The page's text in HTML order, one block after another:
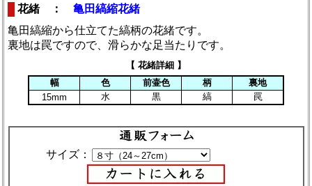
花緒 ：亀田縞縮花緒
亀田縞縮から仕立てた縞柄の花緒です。
裏地は罠ですので、滑らかな足当たりです。
【 花緒詳細 】
幅
色 前壷色 柄
裏地
15mm
水 黒 縞 罠
サイズ：